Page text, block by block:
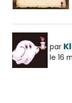
par
le 16